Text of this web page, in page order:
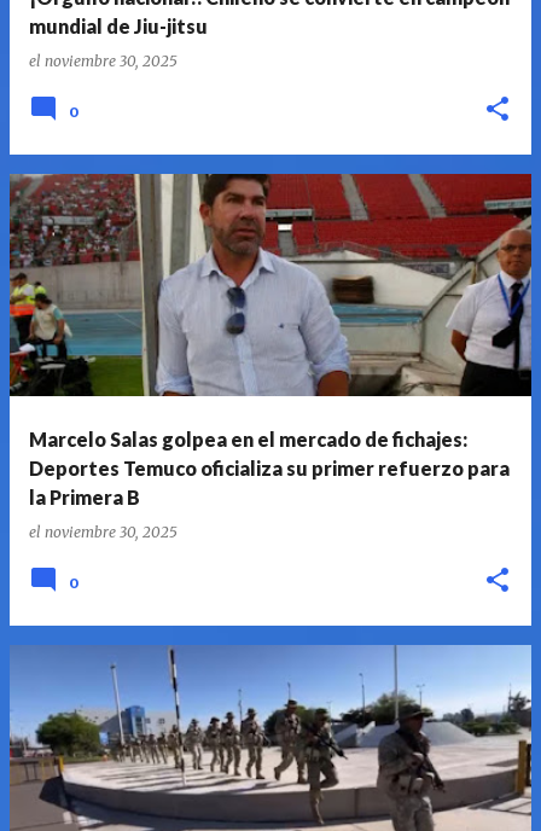
mundial de Jiu-jitsu
el noviembre 30, 2025
0
Marcelo Salas golpea en el mercado de fichajes:
Deportes Temuco oficializa su primer refuerzo para
la Primera B
el noviembre 30, 2025
0